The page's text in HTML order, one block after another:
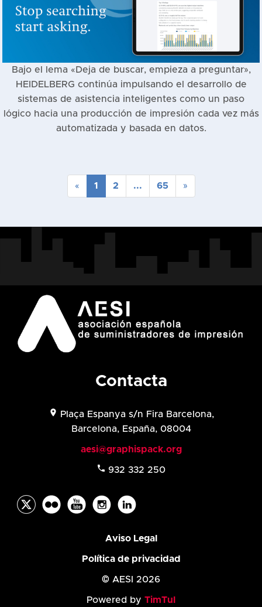
Bajo el lema «Deja de buscar, empieza a preguntar»,
HEIDELBERG continúa impulsando el desarrollo de
sistemas de asistencia inteligentes como un paso
lógico hacia una producción de impresión cada vez más
automatizada y basada en datos.
« 1(
c
r
r
t
)
2 ... 65 »
Contacta
location_on Plaça Espanya s/n Fira Barcelona,
Barcelona, España, 08004
aesi@graphispack.org
phone 932 332 250
Aviso Legal
Política de privacidad
© AESI 2026
Powered by TimTul